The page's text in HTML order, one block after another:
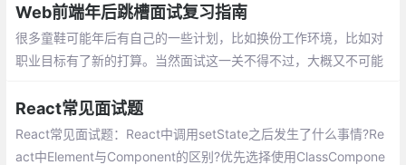
有什么区别?
Web前端年后跳槽面试复习指南
很多童鞋可能年后有自己的一些计划，比如换份工作环境，比如对
职业目标有了新的打算。当然面试这一关不得不过，大概又不可能
React常见面试题
React常见面试题：React中调用setState之后发生了什么事情?Re
act中Element与Component的区别?优先选择使用ClassCompone